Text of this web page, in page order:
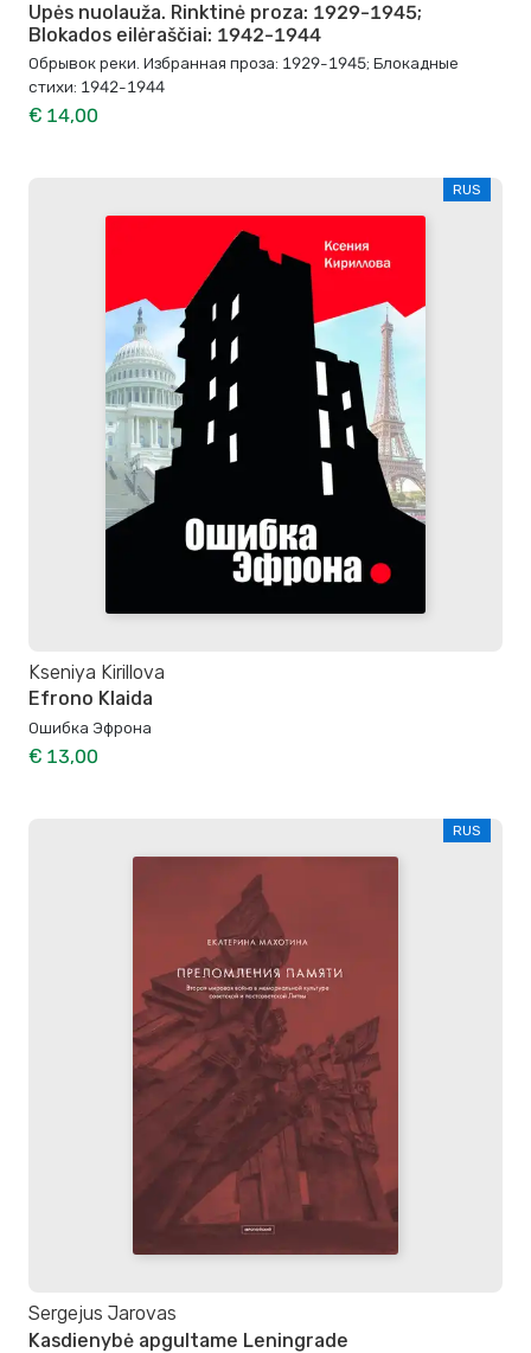
Upės nuolauža. Rinktinė proza: 1929-1945;
Blokados eilėraščiai: 1942-1944
Обрывок реки. Избранная проза: 1929-1945; Блокадные
стихи: 1942-1944
€ 14,00
RUS
Kseniya Kirillova
Efrono Klaida
Ошибка Эфрона
€ 13,00
RUS
Sergejus Jarovas
Kasdienybė apgultame Leningrade